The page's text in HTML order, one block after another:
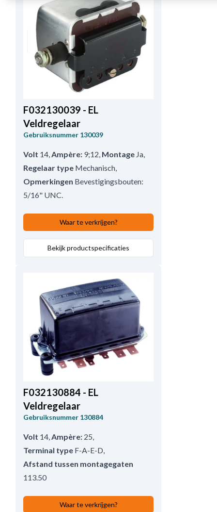
F032130039 - EL
Veldregelaar
Gebruiksnummer 130039
Volt 14 Ampère: 9;12 Montage Ja
Regelaar type Mechanisch
Opmerkingen Bevestigingsbouten:
5/16" UNC.
Waar te verkrijgen?
Bekijk productspecificaties
F032130884 - EL
Veldregelaar
Gebruiksnummer 130884
Volt 14 Ampère: 25
Terminal type F-A-E-D
Afstand tussen montagegaten
113.50
Waar te verkrijgen?